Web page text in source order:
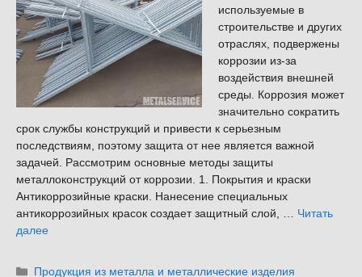
используемые в
строительстве и других
отраслях, подвержены
коррозии из-за
воздействия внешней
среды. Коррозия может
значительно сократить
срок службы конструкций и привести к серьезным
последствиям, поэтому защита от нее является важной
задачей. Рассмотрим основные методы защиты
металлоконструкций от коррозии. 1. Покрытия и краски
Антикоррозийные краски. Нанесение специальных
антикоррозийных красок создает защитный слой, … Читать
далее
Рубрики
Продукция из металла и металлические изделия